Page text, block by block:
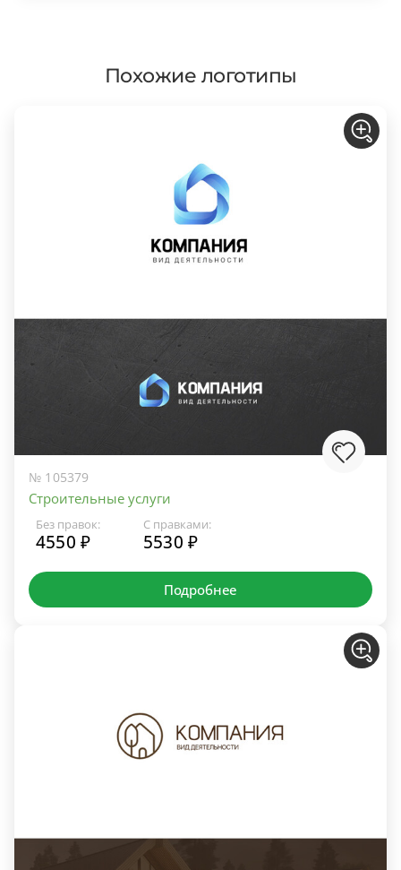
Похожие логотипы
№ 105379
Строительные услуги
Без правок:
4550 ₽
С правками:
5530 ₽
Подробнее